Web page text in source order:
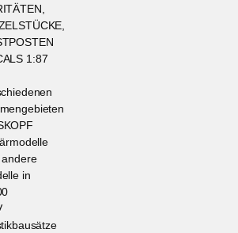
1:87
andere
in